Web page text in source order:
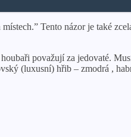
Tento názor je také
považují za jedovaté.
(luxusní) hřib – zmodrá ,